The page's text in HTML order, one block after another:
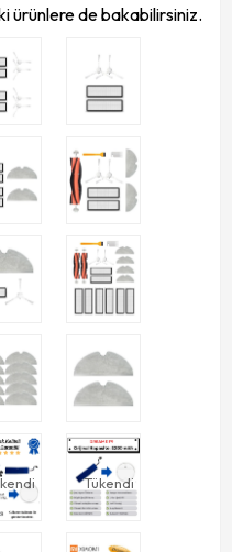
ürünlere de bakabilirsiniz.
Tükendi